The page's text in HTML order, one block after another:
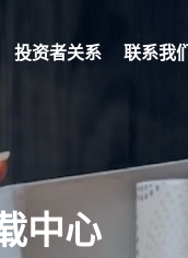
投资者关系 联系我们
中心